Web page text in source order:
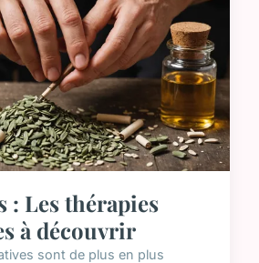
: Les thérapies
à découvrir
sont de plus en plus